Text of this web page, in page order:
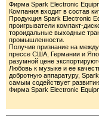
Фирма Spark Electronic
Компания входит в состав
Продукция Spark Electronic
проигрыватели компакт-
тороидальные выходные
промышленности.
Получив признание на
прессе США, Германии и
разумной цене
Любовь к музыке и ее
добротную аппаратуру,
самым содействует
Фирма Spark Electronic